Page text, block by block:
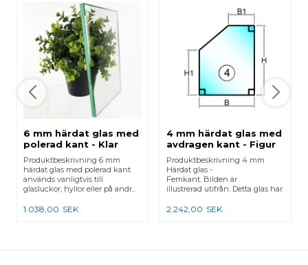
6 mm härdat glas med
polerad kant - Klar
Produktbeskrivning 6 mm
härdat glas med polerad kant
används vanligtvis till
glasluckor, hyllor eller på andr...
1.038,00 SEK
4 mm härdat glas med
avdragen kant - Figur
4
Produktbeskrivning 4 mm
Härdat glas -
Femkant. Bilden är
illustrerad utifrån. Detta glas har
2.242,00 SEK